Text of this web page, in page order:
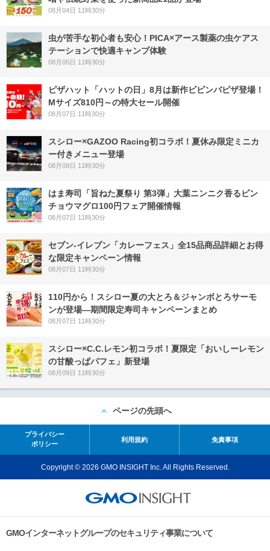
08月04日 11時30分
虫が苦手な初心者も安心！PICA×アース製薬の虫ケアス
テーションで快適キャンプ体験
08月05日 11時30分
ピザハット「ハットの日」8月は新作ビビンバピザ登場！
Mサイズ810円～の特大セール開催
08月07日 11時30分
スシロー×GAZOO Racing初コラボ！夏休み限定ミニカ
ー付きメニュー登場
08月08日 11時30分
はま寿司「旨ねた夏祭り 第3弾」大葉ニンニク香るビン
チョウマグロ100円フェア開催情報
08月07日 11時30分
セブン‐イレブン「カレーフェス」全15品商品詳細とお得
な限定キャンペーン情報
08月07日 11時30分
110円から！スシロー夏の大とろ＆ジャンボとろサーモ
ンが登場―期間限定寿司キャンペーンまとめ
08月07日 11時30分
スシロー×C.C.レモン初コラボ！夏限定「おいしーレモン
の甘酸っぱパフェ」新登場
08月09日 11時30分
ページの先頭へ
プライバシー
ポリシー
利用規約 免責事項
Copyright © 2026 GMO INSIGHT Inc. All Rights Reserved.
GMOインターネットグループのセキュリティ事業について